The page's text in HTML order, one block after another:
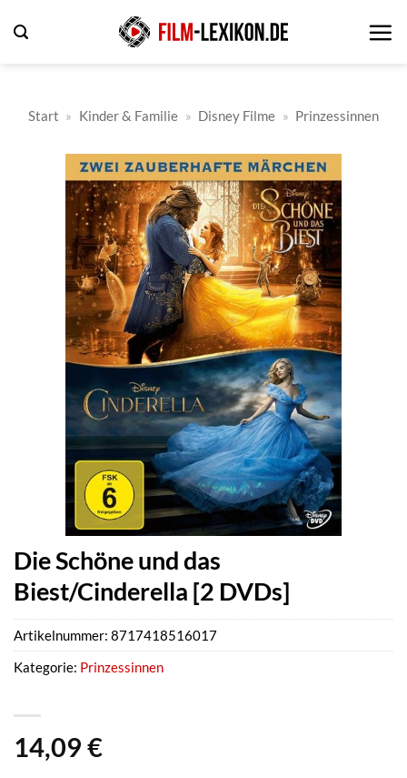
Inhalt
Start » Kinder & Familie » Disney Filme » Prinzessinnen
Die Schöne und das
Biest/Cinderella [2 DVDs]
14,09 €
Artikelnummer: 8717418516017
Kategorie: Prinzessinnen